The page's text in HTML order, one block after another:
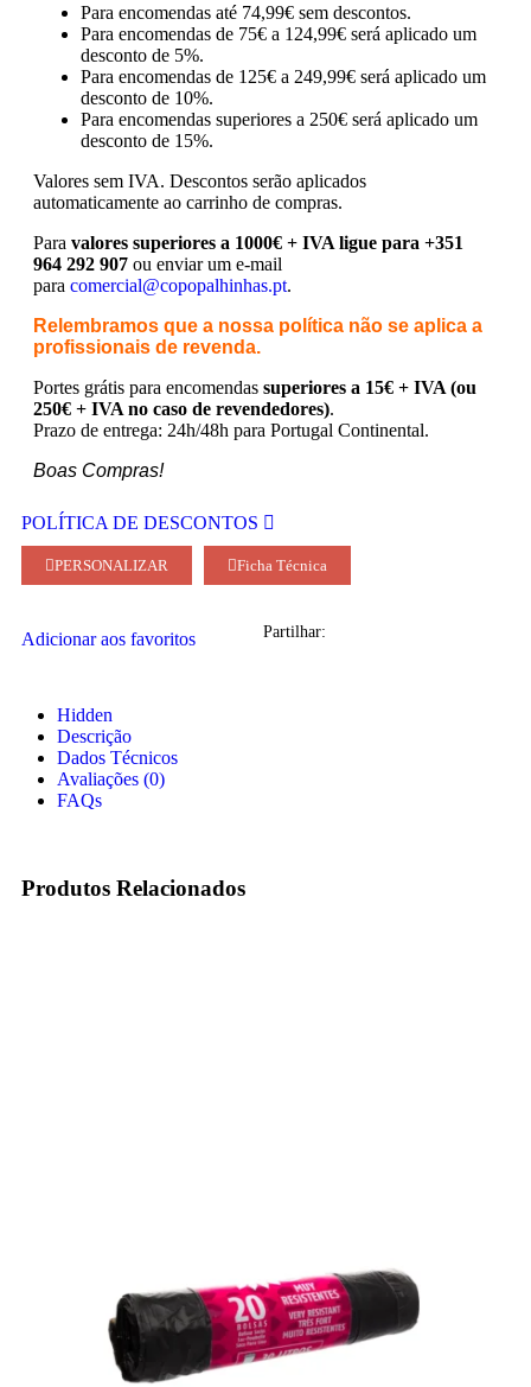
Para encomendas até 74,99€ sem descontos.
Para encomendas de 75€ a 124,99€ será aplicado um
desconto de 5%.
Para encomendas de 125€ a 249,99€ será aplicado um
desconto de 10%.
Para encomendas superiores a 250€ será aplicado um
desconto de 15%.
Valores sem IVA. Descontos serão aplicados
automaticamente ao carrinho de compras.
Para valores superiores a 1000€ + IVA ligue para +351
964 292 907 ou enviar um e-mail
para comercial@copopalhinhas.pt.
Relembramos que a nossa política não se aplica a
profissionais de revenda.
Portes grátis para encomendas superiores a 15€ + IVA (ou
250€ + IVA no caso de revendedores).
Prazo de entrega: 24h/48h para Portugal Continental.
Boas Compras!
POLÍTICA DE DESCONTOS
PERSONALIZAR Ficha Técnica
Adicionar aos favoritos Partilhar:
Hidden
Descrição
Dados Técnicos
Avaliações (0)
FAQs
Produtos Relacionados